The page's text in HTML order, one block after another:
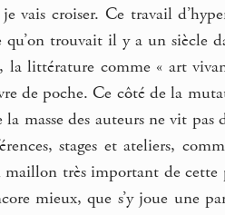
je vais croiser. Ce travail
qu’on trouvait il y a un siècle
la littérature comme « art
de poche. Ce côté de la
masse des auteurs ne vit pas
stages et ateliers,
très important de cette
mieux, que s’y joue une